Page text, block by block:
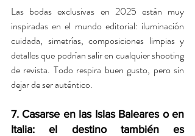
Las bodas exclusivas en 2025 están muy
inspiradas en el mundo editorial: iluminación
cuidada, simetrías, composiciones limpias y
detalles que podrían salir en cualquier shooting
de revista. Todo respira buen gusto, pero sin
dejar de ser auténtico.
7. Casarse en las Islas Baleares o en
Italia: el destino también es